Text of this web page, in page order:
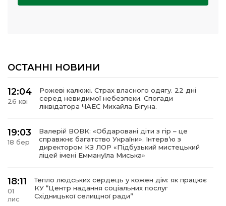
ОСТАННІ НОВИНИ
12:04
26 кві
Рожеві калюжі. Страх власного одягу. 22 дні
серед невидимої небезпеки. Спогади
ліквідатора ЧАЕС Михайла Бігуна.
19:03
18 бер
Валерій ВОВК: «Обдаровані діти з гір – це
справжнє багатство України». Інтервʼю з
директором КЗ ЛОР «Підбузький мистецький
ліцей імені Еммануїла Миська»
18:11
01
лис
Тепло людських сердець у кожен дім: як працює
КУ “Центр надання соціальних послуг
Східницької селищної ради”